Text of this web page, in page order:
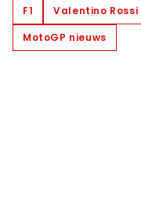
F1
Valentino Rossi
MotoGP nieuws